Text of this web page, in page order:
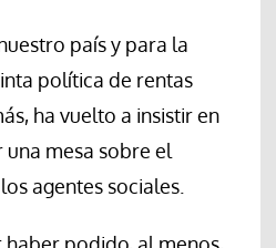
país y para la
política de rentas
ha vuelto a insistir en
mesa sobre el
agentes sociales.